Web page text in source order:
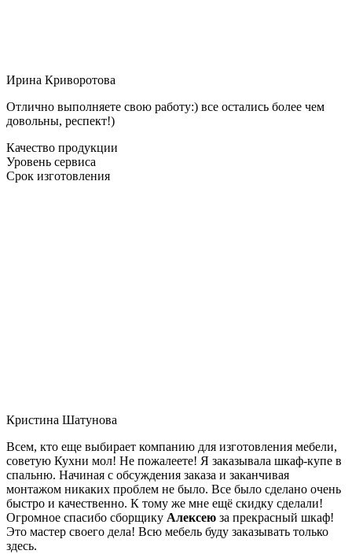
Ирина Криворотова
Отлично выполняете свою работу:) все остались более чем
довольны, респект!)
Качество продукции
Уровень сервиса
Срок изготовления
Кристина Шатунова
Всем, кто еще выбирает компанию для изготовления мебели,
советую Кухни мол! Не пожалеете! Я заказывала шкаф-купе в
спальню. Начиная с обсуждения заказа и заканчивая
монтажом никаких проблем не было. Все было сделано очень
быстро и качественно. К тому же мне ещё скидку сделали!
Огромное спасибо сборщику Алексею за прекрасный шкаф!
Это мастер своего дела! Всю мебель буду заказывать только
здесь.